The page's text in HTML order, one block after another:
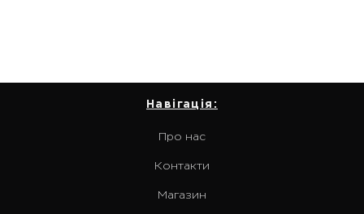
Навігація:
Про нас
Контакти
Магазин